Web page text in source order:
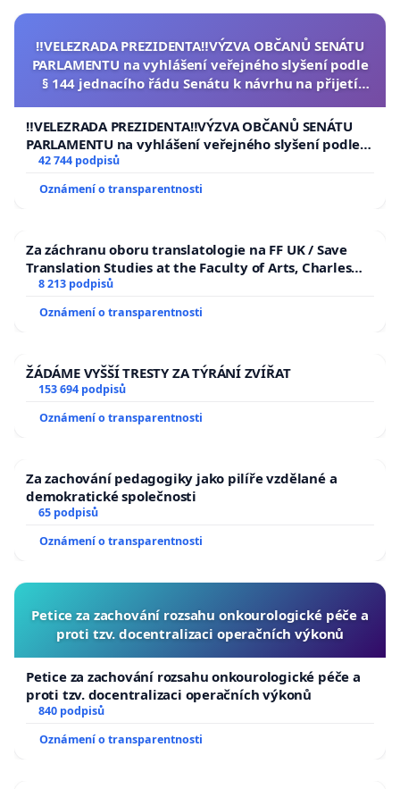
‼️VELEZRADA PREZIDENTA‼️VÝZVA OBČANŮ SENÁTU
PARLAMENTU na vyhlášení veřejného slyšení podle
§ 144 jednacího řádu Senátu k návrhu na přijetí
republiky
‼️VELEZRADA PREZIDENTA‼️VÝZVA OBČANŮ SENÁTU
PARLAMENTU na vyhlášení veřejného slyšení podle §
144 jednacího řádu Senátu k návrhu na přijetí
republiky
42 744 podpisů
Oznámení o transparentnosti
Za záchranu oboru translatologie na FF UK / Save
Translation Studies at the Faculty of Arts, Charles
University
8 213 podpisů
Oznámení o transparentnosti
ŽÁDÁME VYŠŠÍ TRESTY ZA TÝRÁNÍ ZVÍŘAT
153 694 podpisů
Oznámení o transparentnosti
Za zachování pedagogiky jako pilíře vzdělané a
demokratické společnosti
65 podpisů
Oznámení o transparentnosti
Petice za zachování rozsahu onkourologické péče a
proti tzv. docentralizaci operačních výkonů
Petice za zachování rozsahu onkourologické péče a
proti tzv. docentralizaci operačních výkonů
840 podpisů
Oznámení o transparentnosti